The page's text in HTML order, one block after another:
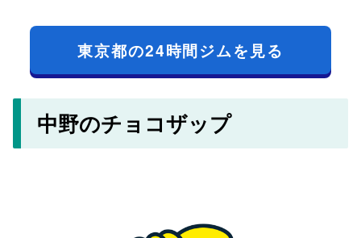
東京都の24時間ジムを見る
中野のチョコザップ